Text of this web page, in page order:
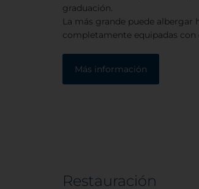
graduación.
La más grande puede albergar
completamente equipadas
Más información
Restauración